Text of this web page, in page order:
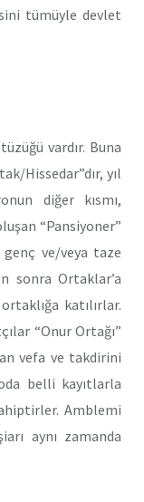
tümüyle devlet
vardır. Buna
Hissedar”dır, yıl
diğer kısmı,
“Pansiyoner”
genç ve/veya taze
sonra Ortaklar’a
katılırlar.
“Onur Ortağı”
vefa ve takdirini
belli kayıtlarla
Amblemi
aynı zamanda